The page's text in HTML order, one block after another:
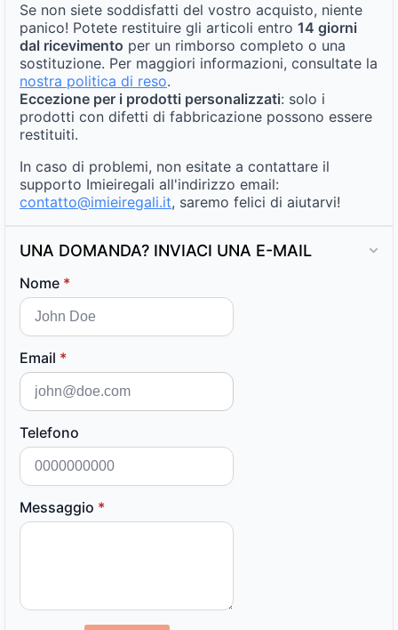
Se non siete soddisfatti del vostro acquisto, niente
panico! Potete restituire gli articoli entro 14 giorni
dal ricevimento per un rimborso completo o una
sostituzione. Per maggiori informazioni, consultate la
nostra politica di reso.
Eccezione per i prodotti personalizzati: solo i
prodotti con difetti di fabbricazione possono essere
restituiti.
In caso di problemi, non esitate a contattare il
supporto Imieiregali all'indirizzo email:
contatto@imieiregali.it, saremo felici di aiutarvi!
UNA DOMANDA? INVIACI UNA E-MAIL
Nome *
Email *
Telefono
Messaggio *